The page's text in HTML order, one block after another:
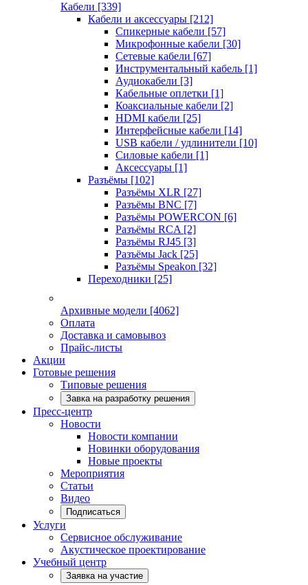
Кабели [339]
Кабели и аксессуары [212]
Спикерные кабели [57]
Микрофонные кабели [30]
Сетевые кабели [67]
Инструментальный кабель [1]
Аудиокабели [3]
Кабельные оплетки [1]
Коаксиальные кабели [2]
HDMI кабели [25]
Интерфейсные кабели [14]
USB кабели / удлинители [10]
Силовые кабели [1]
Аксессуары [1]
Разъёмы [102]
Разъёмы XLR [27]
Разъёмы BNC [7]
Разъёмы POWERCON [6]
Разъёмы RCA [2]
Разъёмы RJ45 [3]
Разъёмы Jack [25]
Разъёмы Speakon [32]
Переходники [25]
Архивные модели [4062]
Оплата
Доставка и самовывоз
Прайс-листы
Акции
Готовые решения
Типовые решения
Завка на разработку решения
Пресс-центр
Новости
Новости компании
Новинки оборудования
Новые проекты
Мероприятия
Статьи
Видео
Подписаться
Услуги
Сервисное обслуживание
Акустическое проектирование
Учебный центр
Заявка на участие